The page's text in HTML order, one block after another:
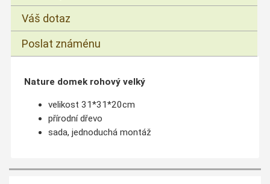
Váš dotaz
Poslat známénu
Nature domek rohový velký
velikost 31*31*20cm
přírodní dřevo
sada, jednoduchá montáž